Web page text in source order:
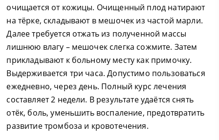
очищается от кожицы. Очищенный плод натирают
на тёрке, складывают в мешочек из частой марли.
Далее требуется отжать из полученной массы
лишнюю влагу – мешочек слегка сожмите. Затем
прикладывают к больному месту как примочку.
Выдерживается три часа. Допустимо пользоваться
ежедневно, через день. Полный курс лечения
составляет 2 недели. В результате удаётся снять
отёк, боль, уменьшить воспаление, предотвратить
развитие тромбоза и кровотечения.